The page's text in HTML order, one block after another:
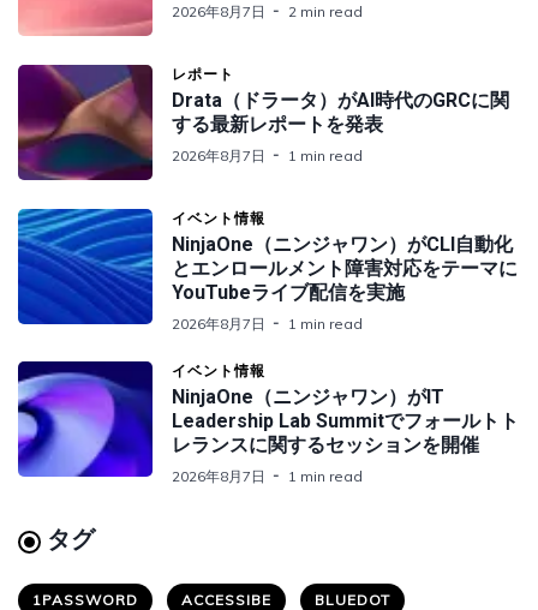
2026年8月7日 2 min read
レポート
Drata（ドラータ）がAI時代のGRCに関
する最新レポートを発表
2026年8月7日 1 min read
イベント情報
NinjaOne（ニンジャワン）がCLI自動化
とエンロールメント障害対応をテーマに
YouTubeライブ配信を実施
2026年8月7日 1 min read
イベント情報
NinjaOne（ニンジャワン）がIT
Leadership Lab Summitでフォールトト
レランスに関するセッションを開催
2026年8月7日 1 min read
タグ
1PASSWORD ACCESSIBE BLUEDOT